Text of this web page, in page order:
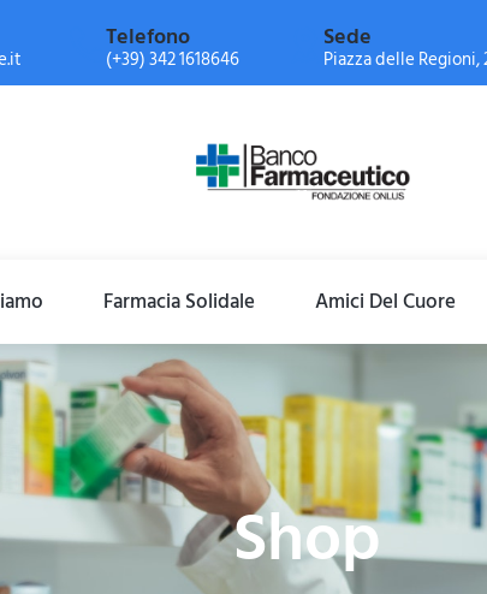
Telefono
(+39) 342 1618646
Sede
Piazza delle
Farmacia Solidale Amici Del Cuore
Shop